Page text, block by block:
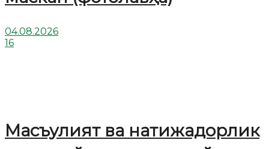
04.08.2026
16
Масъулият ва натижадорлик